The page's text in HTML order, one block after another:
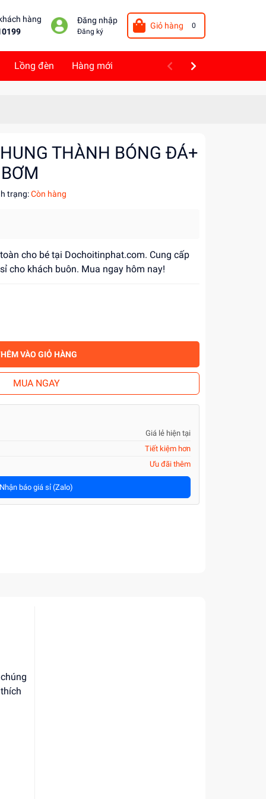
hàng
Đăng nhập
Đăng ký
Giỏ hàng 0
Lồng đèn Hàng mới
THÀNH BÓNG ĐÁ+
trạng:Còn hàng
cho bé tại Dochoitinphat.com. Cung cấp
cho khách buôn. Mua ngay hôm nay!
VÀO GIỎ HÀNG
MUA NGAY
Giá lẻ hiện tại
Tiết kiệm hơn
Ưu đãi thêm
Nhận báo giá sỉ (Zalo)